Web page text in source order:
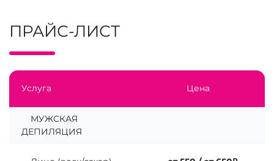
ПРАЙС-ЛИСТ
Услуга Цена
МУЖСКАЯ
ДЕПИЛЯЦИЯ